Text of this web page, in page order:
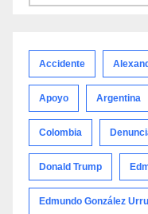
Accidente
Apoyo Argentina
Colombia
Donald Trump
Edmundo González